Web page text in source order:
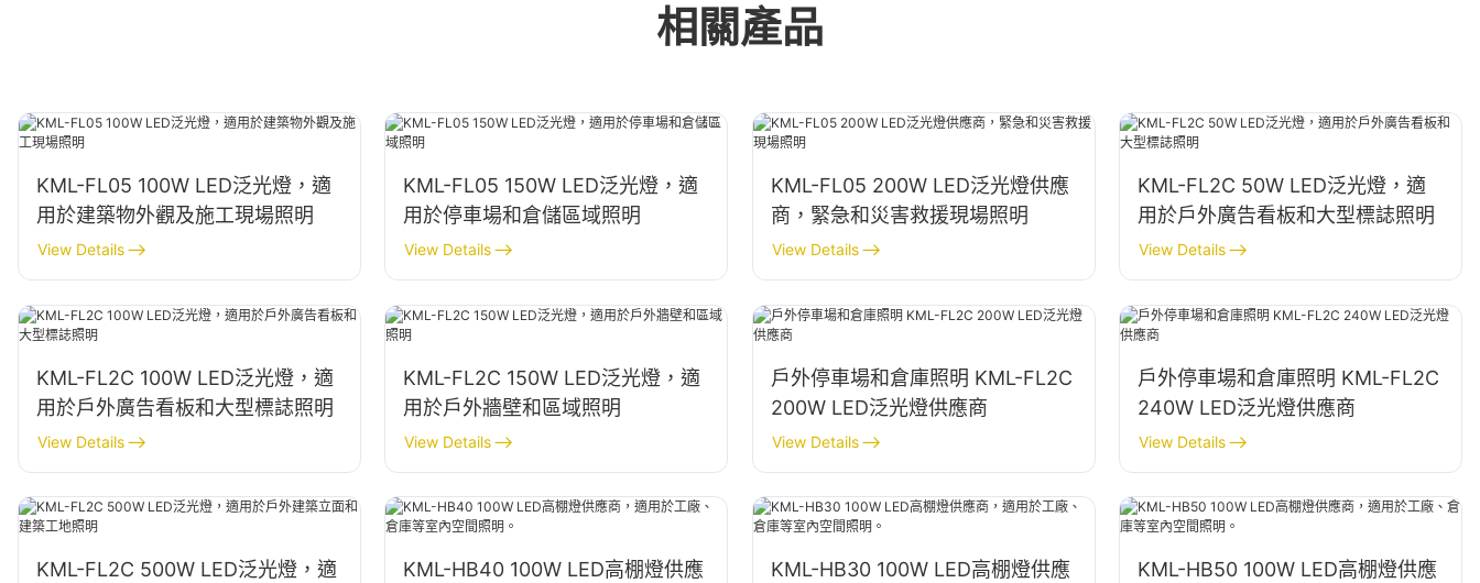
相關產品
KML-FL05 100W LED泛光燈，適
用於建築物外觀及施工現場照明
View Details
KML-FL05 150W LED泛光燈，適
用於停車場和倉儲區域照明
View Details
KML-FL05 200W LED泛光燈供應
商，緊急和災害救援現場照明
View Details
KML-FL2C 50W LED泛光燈，適
用於戶外廣告看板和大型標誌照明
View Details
KML-FL2C 100W LED泛光燈，適
用於戶外廣告看板和大型標誌照明
View Details
KML-FL2C 150W LED泛光燈，適
用於戶外牆壁和區域照明
View Details
戶外停車場和倉庫照明 KML-FL2C
200W LED泛光燈供應商
View Details
戶外停車場和倉庫照明 KML-FL2C
240W LED泛光燈供應商
View Details
KML-FL2C 500W LED泛光燈，適
KML-HB40 100W LED高棚燈供應
KML-HB30 100W LED高棚燈供應
KML-HB50 100W LED高棚燈供應